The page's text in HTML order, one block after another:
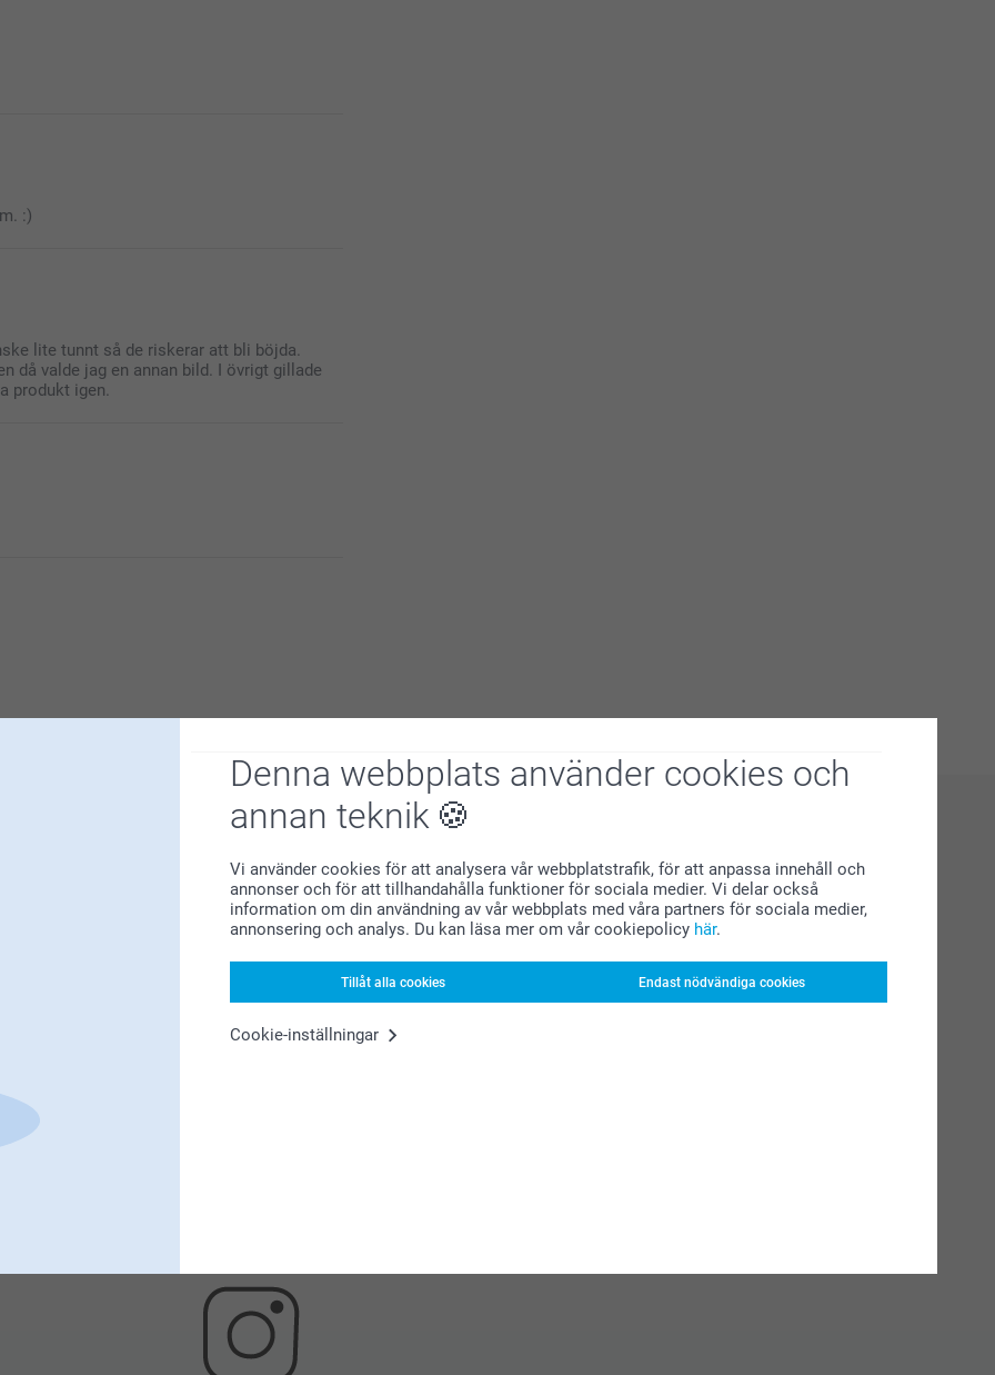
Denna webbplats använder cookies och
annan teknik
Vi använder cookies för att analysera vår webbplatstrafik, för att anpassa innehåll och
annonser och för att tillhandahålla funktioner för sociala medier. Vi delar också
information om din användning av vår webbplats med våra partners för sociala medier,
annonsering och analys. Du kan läsa mer om vår cookiepolicy här.
Tillåt alla cookies Endast nödvändiga cookies
Cookie-inställningar
:)
lite tunnt så de riskerar att bli böjda.
då valde jag en annan bild. I övrigt gillade
produkt igen.
smartphoto ?